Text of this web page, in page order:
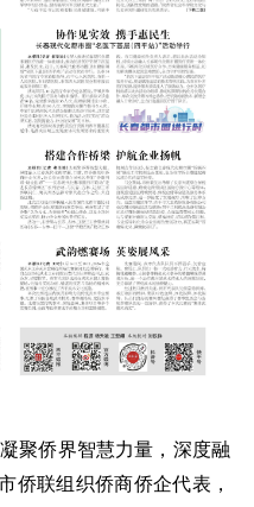
聚侨界智慧力量，深度融
侨联组织侨商侨企代表，